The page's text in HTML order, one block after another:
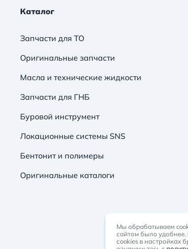
Каталог
Запчасти для ТО
Оригинальные запчасти
Масла и технические жидкости
Запчасти для ГНБ
Буровой инструмент
Локационные системы SNS
Бентонит и полимеры
Оригинальные каталоги
Мы обрабатываем
сайтом было
сookies в настройках